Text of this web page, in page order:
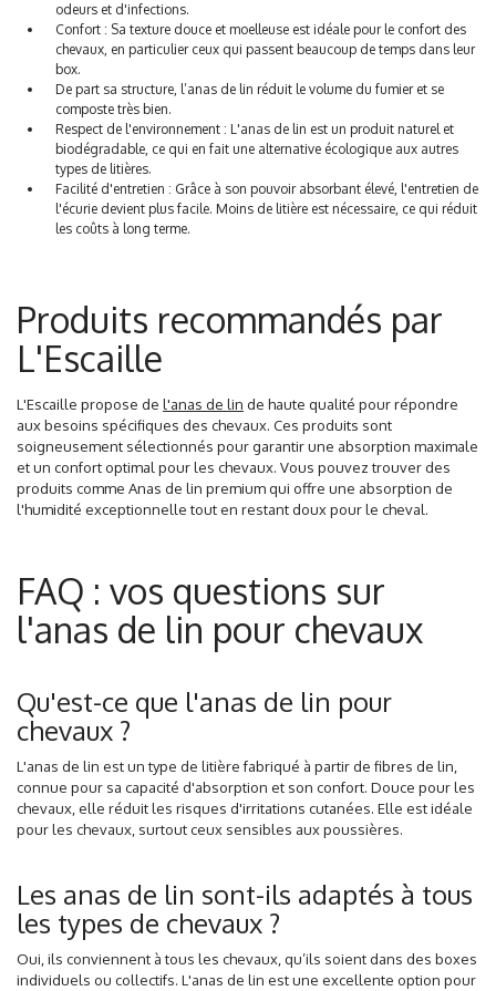
odeurs et d'infections.
Confort : Sa texture douce et moelleuse est idéale pour le confort des
chevaux, en particulier ceux qui passent beaucoup de temps dans leur
box.
De part sa structure, l’anas de lin réduit le volume du fumier et se
composte très bien.
Respect de l'environnement : L'anas de lin est un produit naturel et
biodégradable, ce qui en fait une alternative écologique aux autres
types de litières.
Facilité d'entretien : Grâce à son pouvoir absorbant élevé, l'entretien de
l'écurie devient plus facile. Moins de litière est nécessaire, ce qui réduit
les coûts à long terme.
Produits recommandés par
L'Escaille
L'Escaille propose de l'anas de lin de haute qualité pour répondre
aux besoins spécifiques des chevaux. Ces produits sont
soigneusement sélectionnés pour garantir une absorption maximale
et un confort optimal pour les chevaux. Vous pouvez trouver des
produits comme Anas de lin premium qui offre une absorption de
l'humidité exceptionnelle tout en restant doux pour le cheval.
FAQ : vos questions sur
l'anas de lin pour chevaux
Qu'est-ce que l'anas de lin pour
chevaux ?
L'anas de lin est un type de litière fabriqué à partir de fibres de lin,
connue pour sa capacité d'absorption et son confort. Douce pour les
chevaux, elle réduit les risques d'irritations cutanées. Elle est idéale
pour les chevaux, surtout ceux sensibles aux poussières.
Les anas de lin sont-ils adaptés à tous
les types de chevaux ?
Oui, ils conviennent à tous les chevaux, qu’ils soient dans des boxes
individuels ou collectifs. L'anas de lin est une excellente option pour